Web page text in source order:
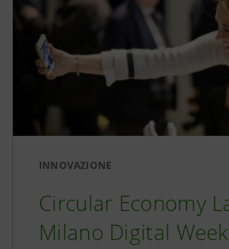
INNOVAZIONE
Circular Economy
Milano Digital Week